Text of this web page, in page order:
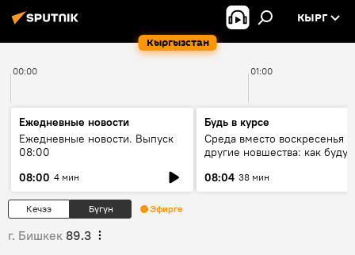
Кыргызстан
КЫРГ
00:00 01:00
Ежедневные новости
Ежедневные новости. Выпуск
08:00
08:00 4 мин
Будь в курсе
Среда вместо воскресенья и
другие новшества: как будут
08:04 38 мин
Кечээ Бүгүн Эфирге
г. Бишкек 89.3